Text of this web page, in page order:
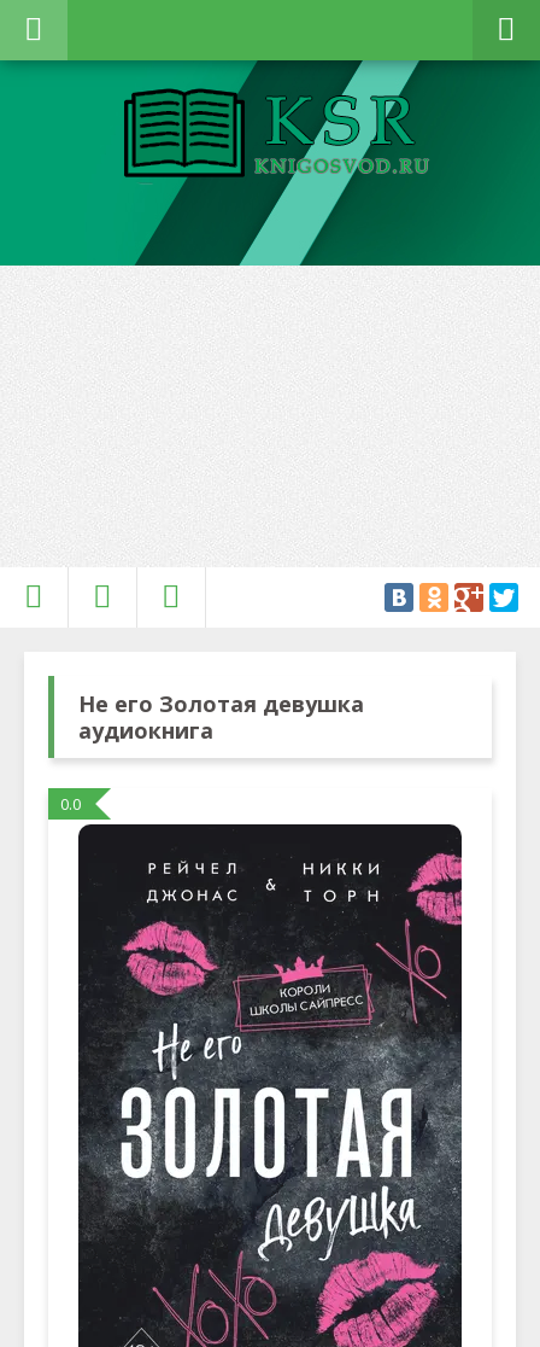
Не его Золотая девушка
аудиокнига
0.0